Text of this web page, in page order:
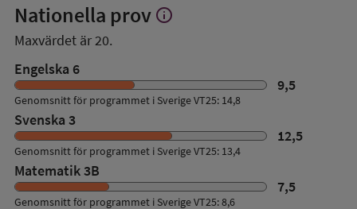
Nationella prov Visa
prov
info
Maxvärdet är 20.
Engelska 6
9,5
Genomsnitt för programmet i Sverige VT25: 14,8
Svenska 3
12,5
Genomsnitt för programmet i Sverige VT25: 13,4
Matematik 3B
7,5
Genomsnitt för programmet i Sverige VT25: 8,6